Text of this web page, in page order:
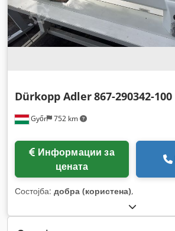
Győr 752 km
Dürkopp Adler867-290342-100
цената
Состојба: добра (користена),